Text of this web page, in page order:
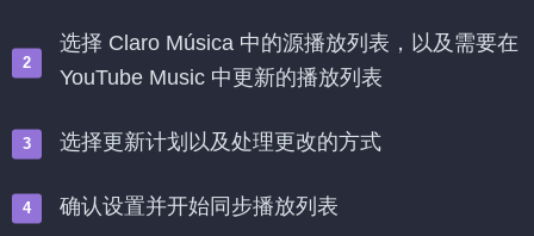
选择 Claro Música 中的源播放列表，以及需要在
YouTube Music 中更新的播放列表
选择更新计划以及处理更改的方式
确认设置并开始同步播放列表